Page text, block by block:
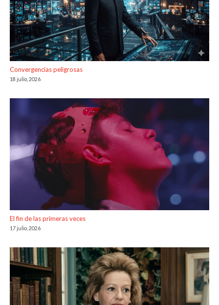
Convergencias peligrosas
18 julio, 2026
El fin de las primeras veces
17 julio, 2026